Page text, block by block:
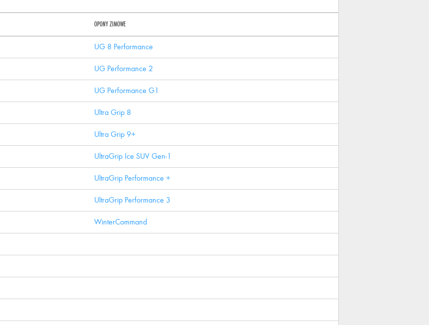
OPONY ZIMOWE
UG 8 Performance
UG Performance 2
UG Performance G1
Ultra Grip 8
Ultra Grip 9+
UltraGrip Ice SUV Gen-1
UltraGrip Performance +
UltraGrip Performance 3
WinterCommand